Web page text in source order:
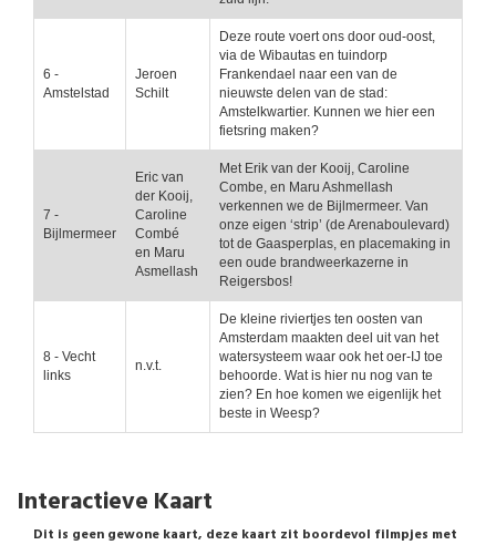
6 -
Amstelstad
Jeroen
Schilt
Deze route voert ons door oud-oost,
via de Wibautas en tuindorp
Frankendael naar een van de
nieuwste delen van de stad:
Amstelkwartier. Kunnen we hier een
fietsring maken?
7 -
Bijlmermeer
Eric van
der Kooij,
Caroline
Combé
en Maru
Asmellash
Met Erik van der Kooij, Caroline
Combe, en Maru Ashmellash
verkennen we de Bijlmermeer. Van
onze eigen ‘strip’ (de Arenaboulevard)
tot de Gaasperplas, en placemaking in
een oude brandweerkazerne in
Reigersbos!
8 - Vecht
links
n.v.t.
De kleine riviertjes ten oosten van
Amsterdam maakten deel uit van het
watersysteem waar ook het oer-IJ toe
behoorde. Wat is hier nu nog van te
zien? En hoe komen we eigenlijk het
beste in Weesp?
Interactieve Kaart
Dit is geen gewone kaart, deze kaart zit boordevol filmpjes met